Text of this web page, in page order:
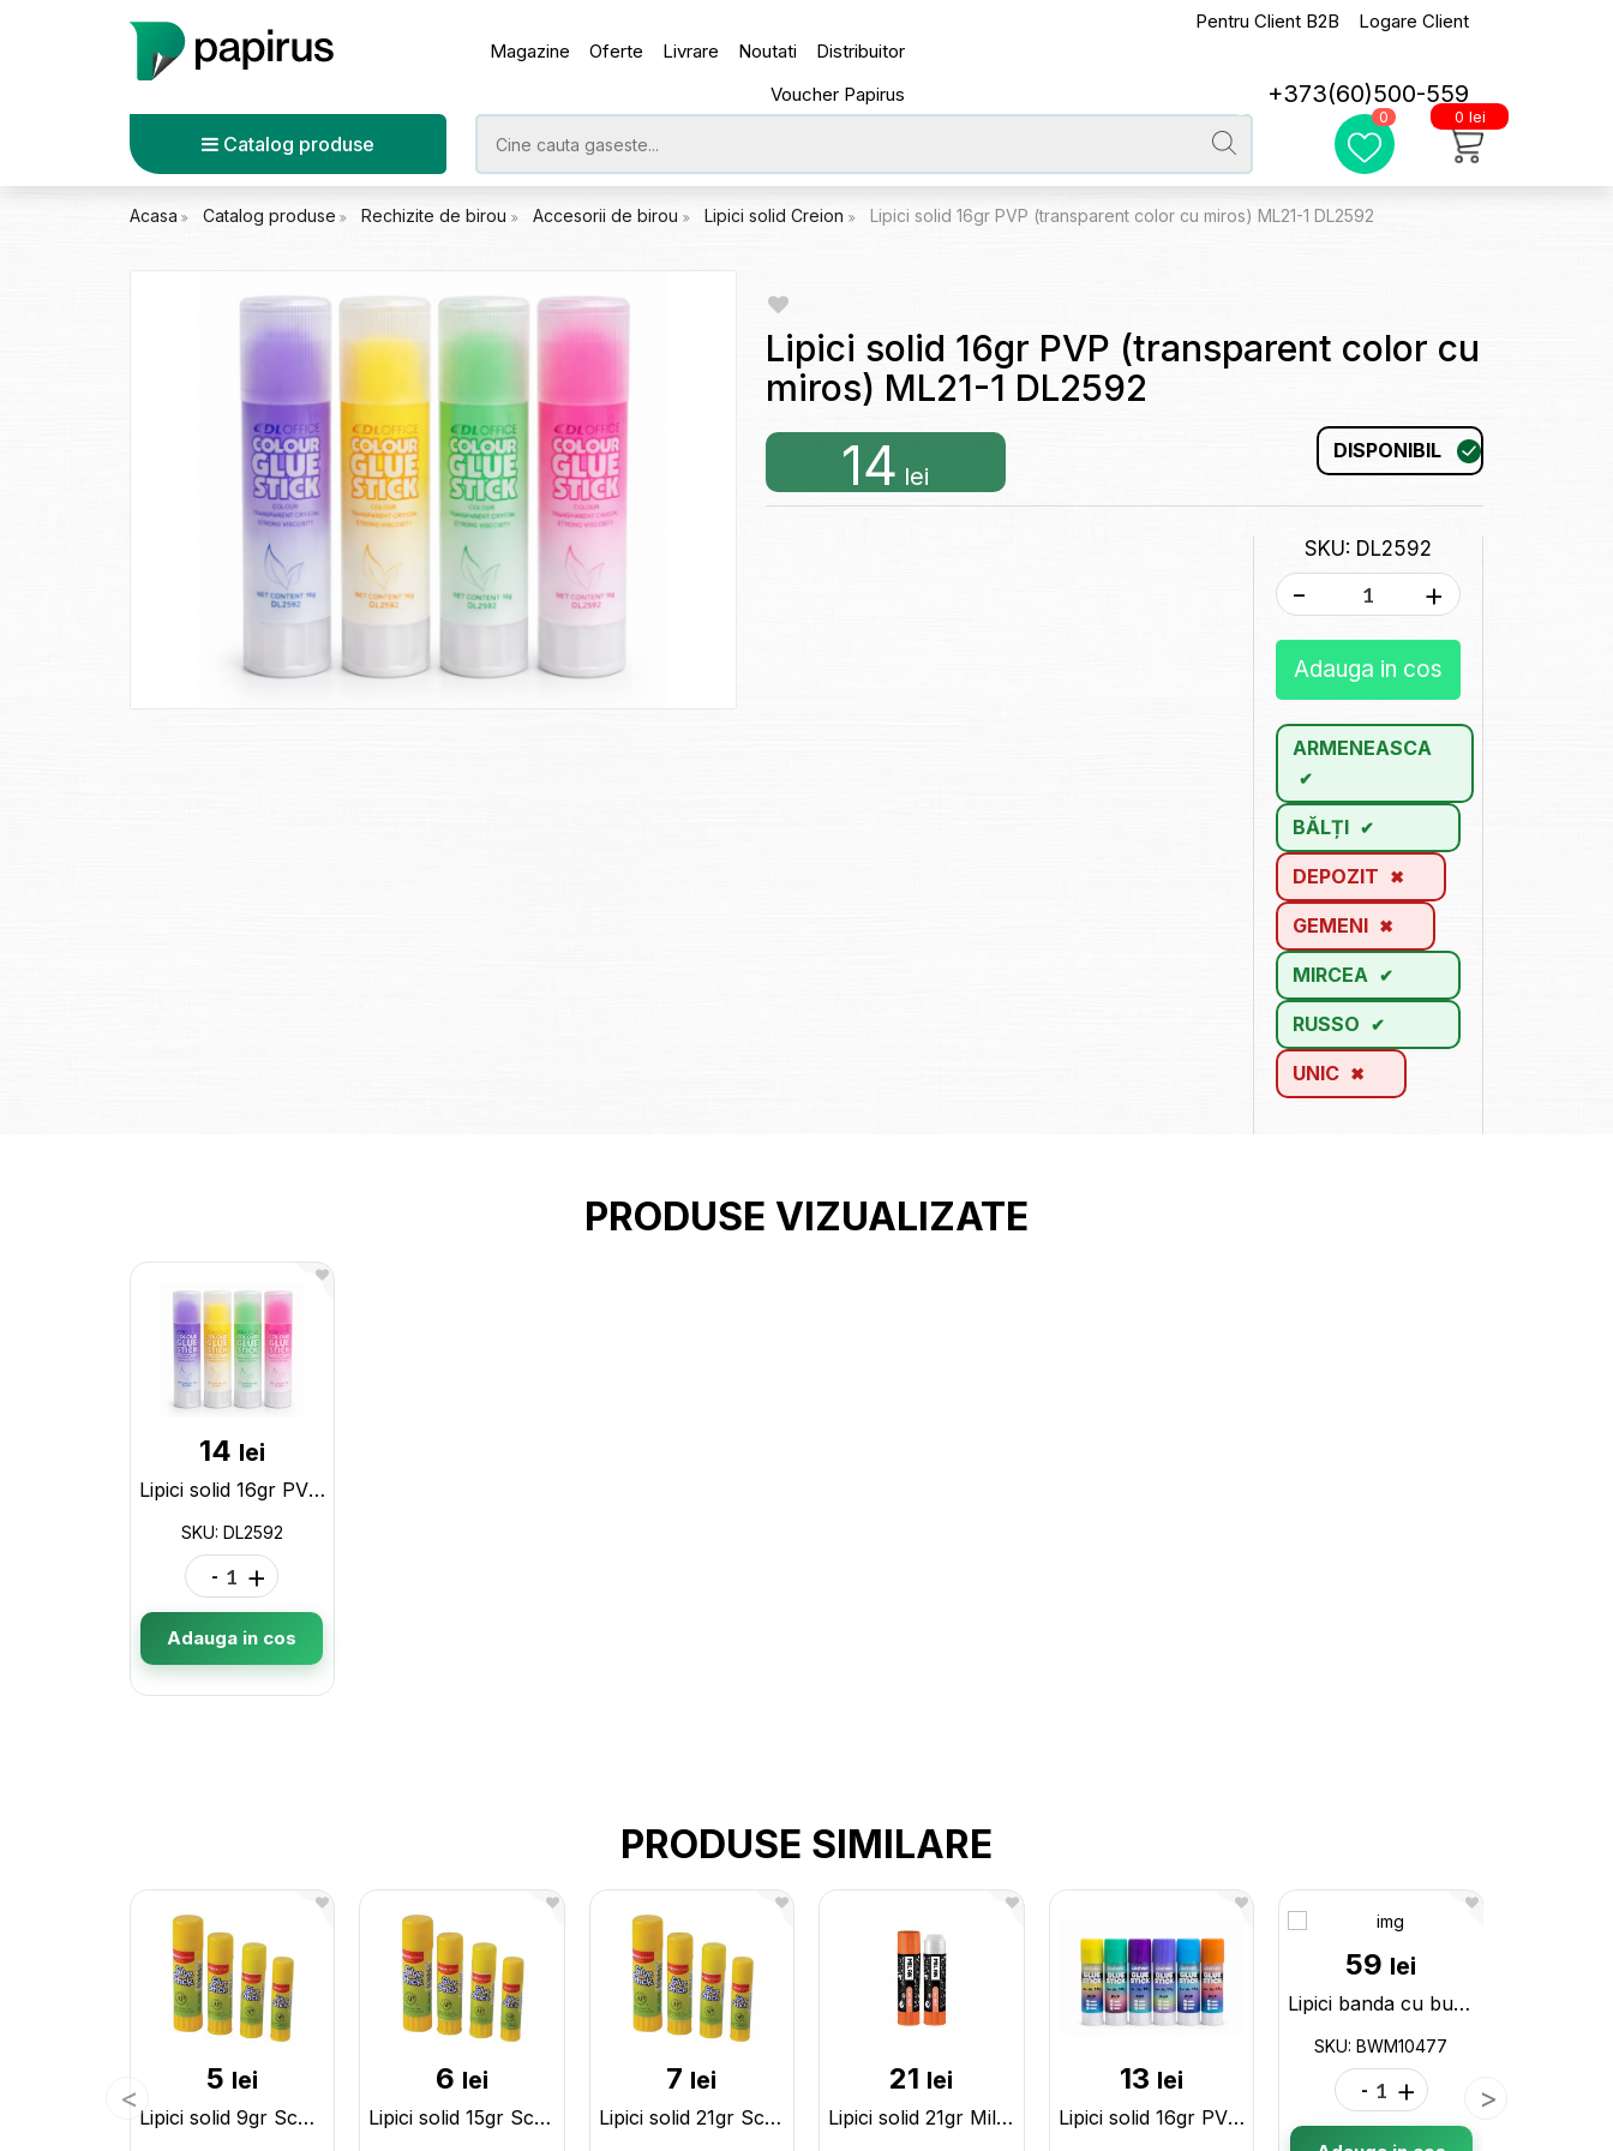
Magazine Oferte Livrare Noutati
Distribuitor
Voucher Papirus
Pentru Client B2B Logare Client
+373(60)500-559
Catalog produse
0 0 lei
Acasa Catalog produse Rechizite de birou Accesorii de birou Lipici solid Creion Lipici solid 16gr PVP (transparent color cu miros) ML21-1 DL2592
Lipici solid 16gr PVP (transparent color cu
miros) ML21-1 DL2592
14 lei
DISPONIBIL
SKU: DL2592
- +
Adauga in cos
ARMENEASCA
BĂLȚI
DEPOZIT
GEMENI
MIRCEA
RUSSO
UNIC
PRODUSE VIZUALIZATE
14 lei
Lipici solid 16gr PVP (transparent color cu miros) ML21-1 DL2592
SKU: DL2592
- +
Adauga in cos
PRODUSE SIMILARE
5 lei
Lipici solid 9gr SchoolOffice 100860
6 lei
Lipici solid 15gr SchoolOffice 100877-15
7 lei
Lipici solid 21gr SchoolOffice 100884
21 lei
Lipici solid 21gr Milan (4415912TN) 4415001TN
13 lei
Lipici solid 16gr PVP ML3-1 BH-1216P
59 lei
Lipici banda cu buton 8.4mm*8m Milan BWM10477
SKU: BWM10477
- +